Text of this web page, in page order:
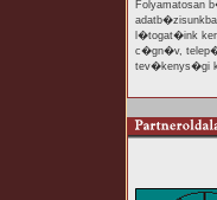
Folyamatosan
l�togat�ink
c�gn�v,
tev�kenys�gi